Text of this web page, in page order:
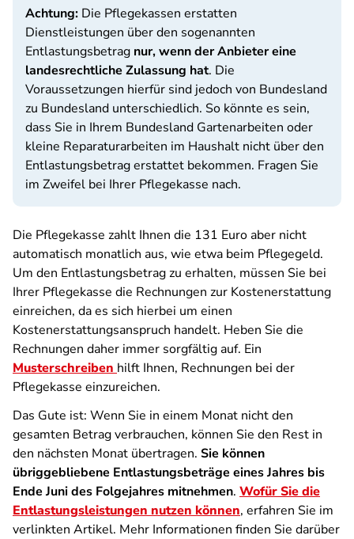
Achtung: Die Pflegekassen erstatten
Dienstleistungen über den sogenannten
Entlastungsbetrag nur, wenn der Anbieter eine
landesrechtliche Zulassung hat. Die
Voraussetzungen hierfür sind jedoch von Bundesland
zu Bundesland unterschiedlich. So könnte es sein,
dass Sie in Ihrem Bundesland Gartenarbeiten oder
kleine Reparaturarbeiten im Haushalt nicht über den
Entlastungsbetrag erstattet bekommen. Fragen Sie
im Zweifel bei Ihrer Pflegekasse nach.
Die Pflegekasse zahlt Ihnen die 131 Euro aber nicht
automatisch monatlich aus, wie etwa beim Pflegegeld.
Um den Entlastungsbetrag zu erhalten, müssen Sie bei
Ihrer Pflegekasse die Rechnungen zur Kostenerstattung
einreichen, da es sich hierbei um einen
Kostenerstattungsanspruch handelt. Heben Sie die
Rechnungen daher immer sorgfältig auf. Ein
Musterschreiben hilft Ihnen, Rechnungen bei der
Pflegekasse einzureichen.
Das Gute ist: Wenn Sie in einem Monat nicht den
gesamten Betrag verbrauchen, können Sie den Rest in
den nächsten Monat übertragen. Sie können
übriggebliebene Entlastungsbeträge eines Jahres bis
Ende Juni des Folgejahres mitnehmen. Wofür Sie die
Entlastungsleistungen nutzen können, erfahren Sie im
verlinkten Artikel. Mehr Informationen finden Sie darüber